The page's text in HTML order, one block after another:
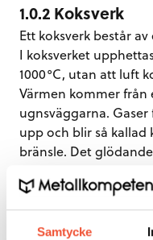
Samtycke
1.0.2 Koksverk
Ett koksverk består
I koksverket
1000°C, utan att luft
Värmen kommer från
ugnsväggarna.
upp och blir så kallad
bränsle. Det
där stora mängder
ett stort ångmoln,
kalla koksen används